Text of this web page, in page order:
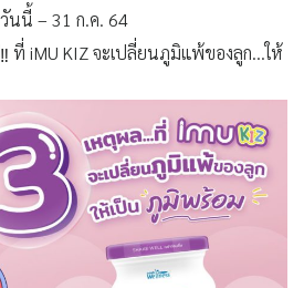
วันนี้ – 31 ก.ค. 64
ที่ iMU KIZ จะเปลี่ยนภูมิแพ้ของลูก…ให้